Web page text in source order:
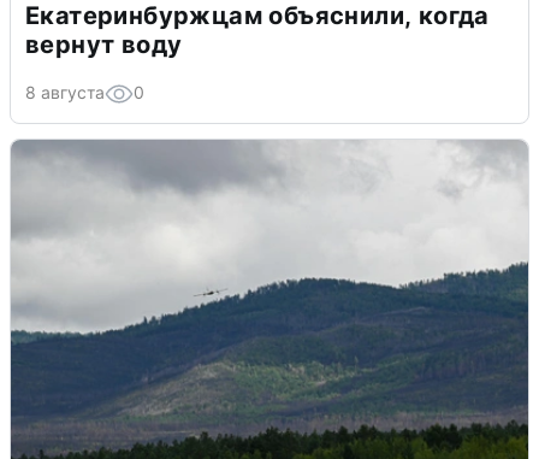
Екатеринбуржцам объяснили, когда
вернут воду
8 августа 0